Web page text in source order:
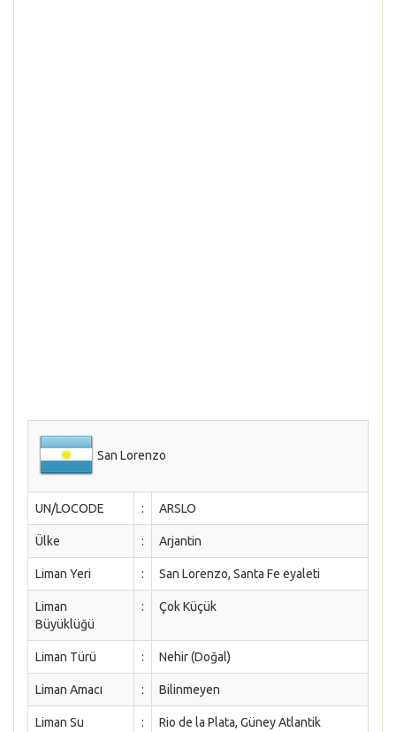
San Lorenzo
UN/LOCODE : ARSLO
Ülke : Arjantin
Liman Yeri : San Lorenzo, Santa Fe eyaleti
Liman
Büyüklüğü
: Çok Küçük
Liman Türü : Nehir (Doğal)
Liman Amacı : Bilinmeyen
Liman Su
:
Rio de la Plata, Güney Atlantik